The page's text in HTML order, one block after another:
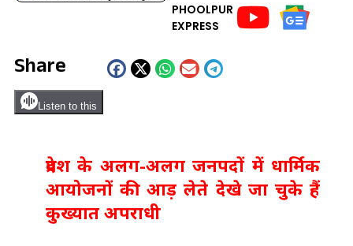
PHOOLPUR
EXPRESS
Share
Listen to this
प्रदेश के अलग-अलग जनपदों में धार्मिक
आयोजनों की आड़ लेते देखे जा चुके हैं
कुख्यात अपराधी